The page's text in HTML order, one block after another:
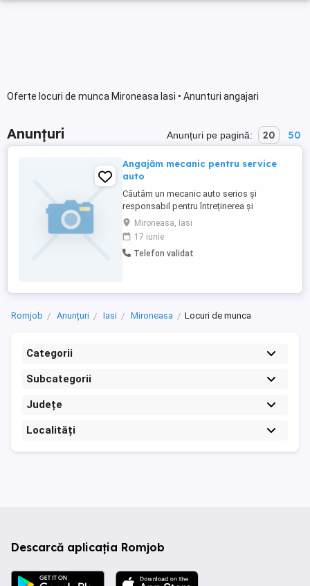
Oferte locuri de munca Mironeasa Iasi • Anunturi angajari
Anunțuri Anunțuri pe pagină: 20 50
Angajăm mecanic pentru service
auto
Căutăm un mecanic auto serios și
responsabil pentru întreținerea și
repararea autovehiculelor. Cerințe:
Experiență în domeniul mecanicii auto;
Cunoștințe de diagnoză și întreținere;
Seriozitate, punctualitate și spirit de
Mironeasa, Iasi
17 iunie
Telefon validat
Romjob Anunțuri Iasi Mironeasa Locuri de munca
Categorii
Subcategorii
Județe
Localități
Descarcă aplicația Romjob